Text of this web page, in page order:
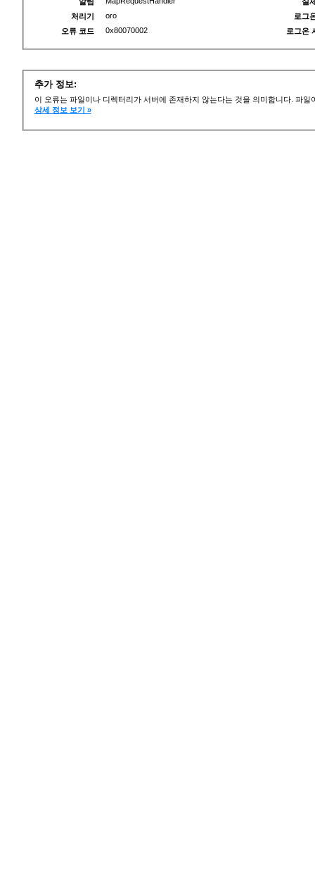
처리기
oro
오류 코드
0x80070002
로그
로그온
추가 정보:
이 오류는 파일이나 디렉터리가 서버에 존재하지 않는다는 것을 의미합니다. 파
상세 정보 보기 »